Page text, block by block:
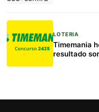
LOTERIA
Timemania
resultado